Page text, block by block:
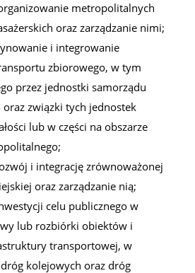
metropolitalnych
oraz zarządzanie nimi;
i integrowanie
zbiorowego, w tym
przez jednostki samorządu
związki tych jednostek
lub w części na obszarze
i integrację zrównoważonej
oraz zarządzanie nią;
celu publicznego w
lub rozbiórki obiektów i
transportowej, w
kolejowych oraz dróg